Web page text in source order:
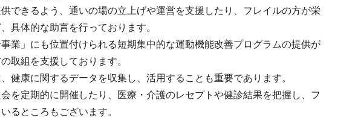
できるよう、通いの場の立上げや運営を支援したり、フレイルの方が栄
具体的な助言を行っております。
業」にも位置付けられる短期集中的な運動機能改善プログラムの提供が
取組を支援しております。
健康に関するデータを収集し、活用することも重要であります。
を定期的に開催したり、医療・介護のレセプトや健診結果を把握し、フ
るところもございます。